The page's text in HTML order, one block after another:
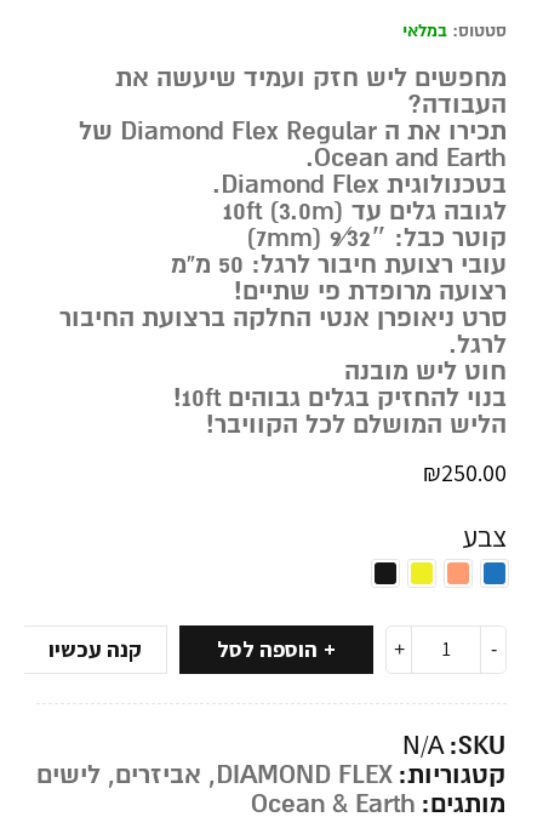
סטטוס: במלאי
מחפשים ליש חזק ועמיד שיעשה את
העבודה?
תכירו את ה Diamond Flex Regular של
Ocean and Earth.
בטכנולוגית Diamond Flex.
לגובה גלים עד 10ft (3.0m)
קוטר כבל: 9⁄32″ (7mm)
עובי רצועת חיבור לרגל: 50 מ”מ
רצועה מרופדת פי שתיים!
סרט ניאופרן אנטי החלקה ברצועת החיבור
לרגל.
חוט ליש מובנה
בנוי להחזיק בגלים גבוהים 10ft!
הליש המושלם לכל הקוויבר!
₪250.00
צבע
הוספה לסל קנה עכשיו
SKU:
N/A
קטגוריות: DIAMOND FLEX
, אביזרים, לישים
מותגים: Ocean & Earth